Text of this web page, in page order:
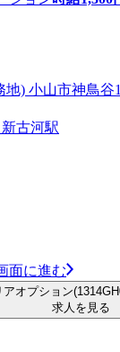
) 小山市神鳥谷
古河駅
面に進む
オプション
求人を見る